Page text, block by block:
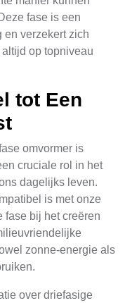
fase is een
en verzekert zich
op topniveau
tot Een
omvormer is
cruciale rol in het
dagelijks leven.
is met onze
fase bij het creëren
zonne-energie als
over driefasige